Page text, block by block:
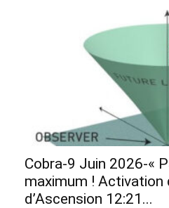
Cobra-9 Juin 2026-«
maximum ! Activation
d’Ascension 12:21...